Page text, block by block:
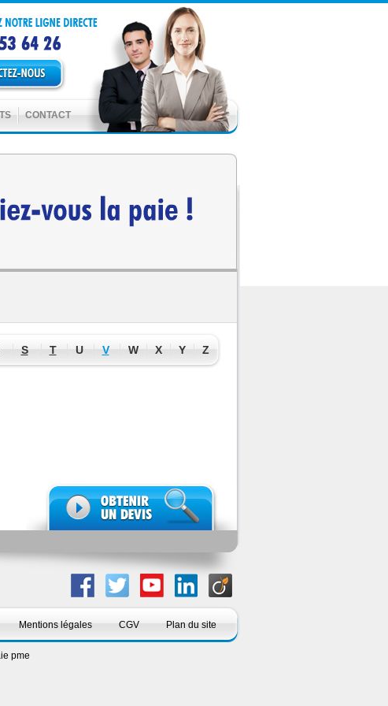
CONTACT
S T U V W X Y Z
Mentions légales CGV Plan du site
pme